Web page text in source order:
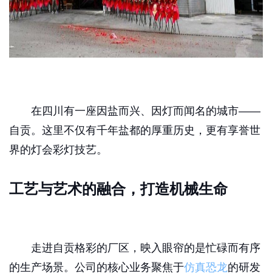
在四川有一座因盐而兴、因灯而闻名的城市——
自贡。这里不仅有千年盐都的厚重历史，更有享誉世
界的灯会彩灯技艺。
工艺与艺术的融合，打造机械生命
走进自贡格彩的厂区，映入眼帘的是忙碌而有序
的生产场景。公司的核心业务聚焦于仿真恐龙的研发